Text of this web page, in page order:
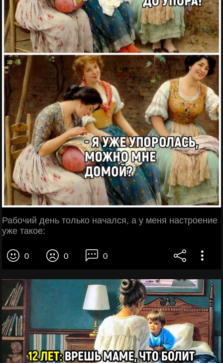
Рабочий день только начался, а у меня настроение
уже такое:
0 0 0